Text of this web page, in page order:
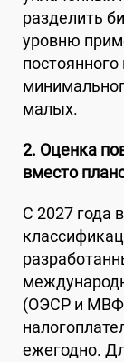
разделить
уровню
малых.
2. Оценка
вместо
С 2027 года
(ОЭСР и
ежегодно.